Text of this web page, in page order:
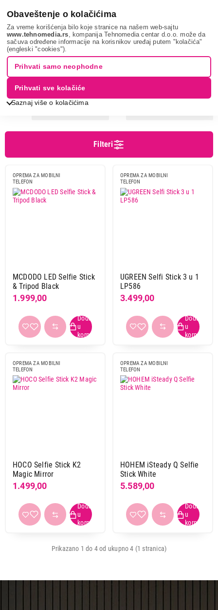
Obaveštenje o kolačićima
Za vreme korišćenja bilo koje stranice na našem web-sajtu
www.tehnomedia.rs , kompanija Tehnomedia centar d.o.o. može da
sačuva određene informacije na korisnikov uređaj putem "kolačića"
(engleski "cookies").
Saznaj više o kolačićima
Prihvati samo neophodne
Prihvati sve kolačiće
Mobilni telefoni i tableti Oprema za mobilne telefone
Selfie
štapovi
Cena od Cena do
Primeni filtere
SELFIE STICK
Filteri
OPREMA ZA MOBILNI
TELEFON
MCDODO LED Selfie Stick
& Tripod Black
1.999,00
OPREMA ZA MOBILNI
TELEFON
UGREEN Selfi Stick 3 u 1
LP586
3.499,00
OPREMA ZA MOBILNI
TELEFON
HOCO Selfie Stick K2
Magic Mirror
1.499,00
OPREMA ZA MOBILNI
TELEFON
HOHEM iSteady Q Selfie
Stick White
5.589,00
Prikazano 1 do 4 od ukupno 4 (1 stranica)